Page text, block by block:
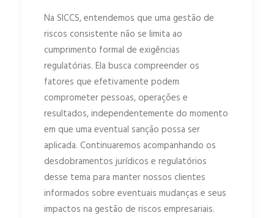
Na SICCS, entendemos que uma gestão de
riscos consistente não se limita ao
cumprimento formal de exigências
regulatórias. Ela busca compreender os
fatores que efetivamente podem
comprometer pessoas, operações e
resultados, independentemente do momento
em que uma eventual sanção possa ser
aplicada. Continuaremos acompanhando os
desdobramentos jurídicos e regulatórios
desse tema para manter nossos clientes
informados sobre eventuais mudanças e seus
impactos na gestão de riscos empresariais.